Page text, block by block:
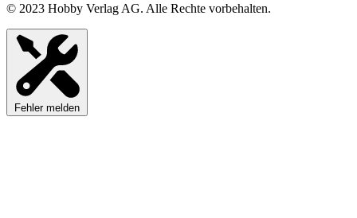
© 2023 Hobby Verlag AG. Alle Rechte vorbehalten.
Fehler melden